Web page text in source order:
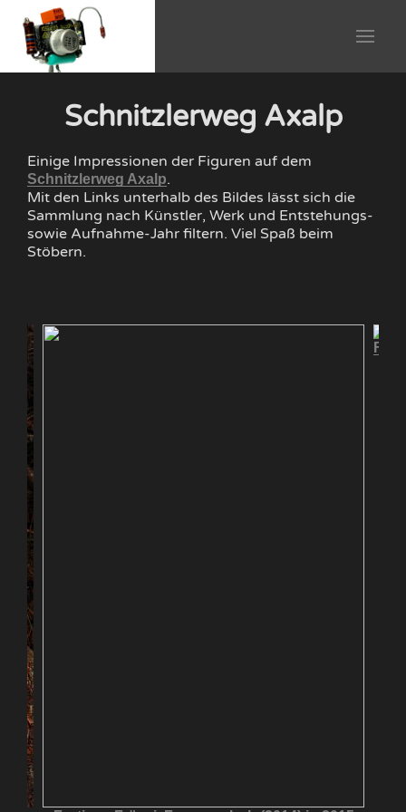
Schnitzlerweg Axalp
Einige Impressionen der Figuren auf dem
Schnitzlerweg Axalp.
Mit den Links unterhalb des Bildes lässt sich die
Sammlung nach Künstler, Werk und Entstehungs-
sowie Aufnahme-Jahr filtern. Viel Spaß beim
Stöbern.